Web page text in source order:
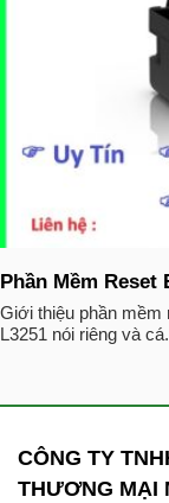
Phần Mềm Reset
Giới thiệu phần mềm
L3251 nói riêng và
CÔNG TY
THƯƠNG MẠI